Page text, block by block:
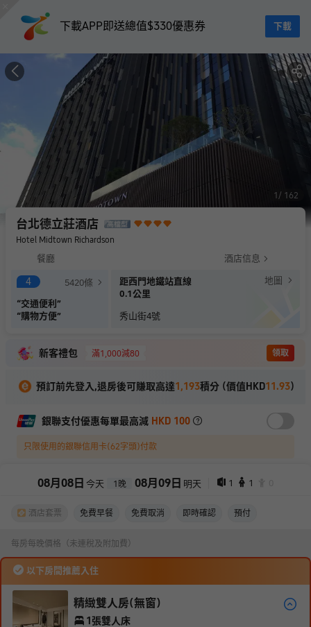
下載APP即送總值$330優惠券 下載
1 162
台北德立莊酒店
Hotel Midtown Richardson
餐廳 酒店信息
4 5420條
“交通便利 ”
“購物方便”
距西門地鐵站直線
0.1公里
地圖
秀山街4號
新客禮包 滿1,000減80 領取
預訂前先登入,退房後可賺取高達1,193積分 (價值HKD11.93)
銀聯支付優惠每單最高減 HKD 100
只限使用的銀聯信用卡(62字頭)付款
08月 08 日 今天 1 晚 08月 09 日 明天 1 1
酒店套票 免費早餐 免費取消 即時確認 預付
每房每晚價格（未連稅及附加費）
以下房間推薦入住
精緻雙人房(無窗)
1張雙人床